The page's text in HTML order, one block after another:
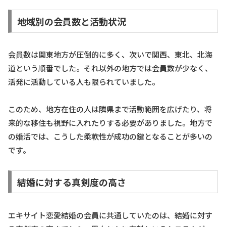
地域別の会員数と活動状況
会員数は関東地方が圧倒的に多く、次いで関西、東北、北海
道という順番でした。それ以外の地方では会員数が少なく、
活発に活動している人も限られていました。
このため、地方在住の人は隣県まで活動範囲を広げたり、将
来的な移住も視野に入れたりする必要がありました。地方で
の婚活では、こうした柔軟性が成功の鍵となることが多いの
です。
結婚に対する真剣度の高さ
エキサイト恋愛結婚の会員に共通していたのは、結婚に対す